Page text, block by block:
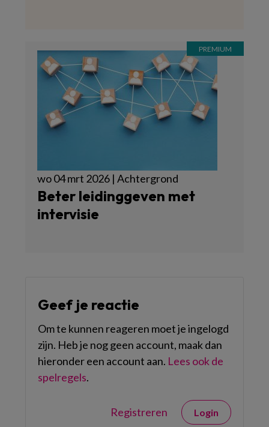
wo 04 mrt 2026 | Achtergrond
Beter leidinggeven met
intervisie
Geef je reactie
Om te kunnen reageren moet je ingelogd
zijn. Heb je nog geen account, maak dan
hieronder een account aan. Lees ook de
spelregels.
Registreren Login